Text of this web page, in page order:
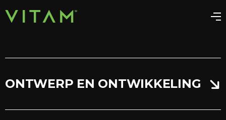
ONTWERP EN ONTWIKKELING